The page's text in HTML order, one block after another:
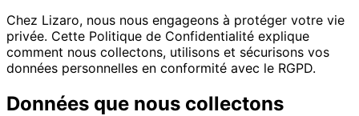
Chez Lizaro, nous nous engageons à protéger votre vie
privée. Cette Politique de Confidentialité explique
comment nous collectons, utilisons et sécurisons vos
données personnelles en conformité avec le RGPD.
Données que nous collectons